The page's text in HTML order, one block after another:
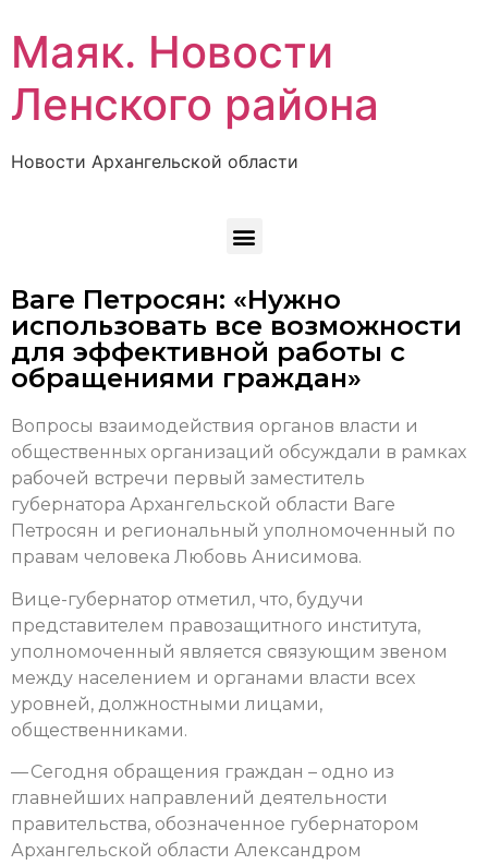
Маяк. Новости
Ленского района
Новости Архангельской области
Ваге Петросян: «Нужно
использовать все возможности
для эффективной работы с
обращениями граждан»
Вопросы взаимодействия органов власти и
общественных организаций обсуждали в рамках
рабочей встречи первый заместитель
губернатора Архангельской области Ваге
Петросян и региональный уполномоченный по
правам человека Любовь Анисимова.
Вице-губернатор отметил, что, будучи
представителем правозащитного института,
уполномоченный является связующим звеном
между населением и органами власти всех
уровней, должностными лицами,
общественниками.
— Сегодня обращения граждан – одно из
главнейших направлений деятельности
правительства, обозначенное губернатором
Архангельской области Александром